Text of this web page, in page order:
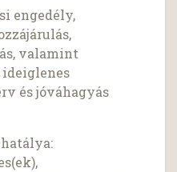
engedély,
valamint
és jóváhagyás